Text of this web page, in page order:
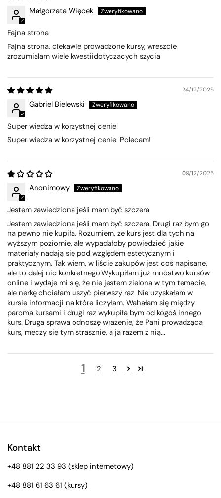
Małgorzata Więcek
Fajna strona
Fajna strona, ciekawie prowadzone kursy, wreszcie
zrozumialam wiele kwestiidotyczacych szycia
24/12/2025
Gabriel Bielewski
Super wiedza w korzystnej cenie
Super wiedza w korzystnej cenie. Polecam!
09/12/2025
Anonimowy
Jestem zawiedziona jeśli mam być szczera
Jestem zawiedziona jeśli mam być szczera. Drugi raz bym go
na pewno nie kupiła. Rozumiem, że kurs jest dla tych na
wyższym poziomie, ale wypadałoby powiedzieć jakie
materiały nadają się pod względem estetycznym i
praktycznym. Tak wiem, w liście zakupów jest coś napisane,
ale to dalej nic konkretnego.Wykupiłam już mnóstwo kursów
online i wydaje mi się, że nie jestem zielona w tym temacie,
ale nerkę chciałam uszyć pierwszy raz. Nie uzyskałam w
kursie informacji na które liczyłam. Wahałam się między
paroma kursami i drugi raz wykupiła bym od kogoś innego
kurs. Druga sprawa odnoszę wrażenie, że Pani prowadząca
kurs, męczy się tym strasznie, a ja razem z nią...
1 2 3
Kontakt
+48 881 22 33 93 (sklep internetowy)
+48 881 61 63 61 (kursy)